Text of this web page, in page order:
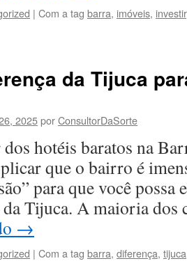
| Com a tag barra, imóveis, investir
da Tijuca
2025porConsultorDaSorte
hotéis baratos na
que o bairro é
para que você possa
Tijuca. A maioria
→
| Com a tag barra, diferença, tijuca